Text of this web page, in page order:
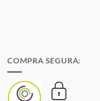
COMPRA SEGURA: